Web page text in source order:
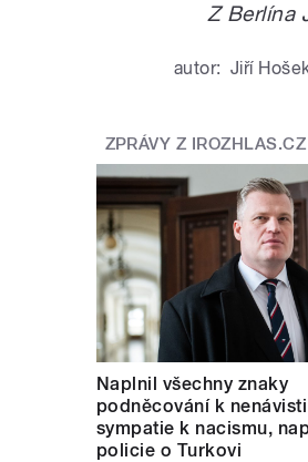
Z Berlína
autor: Jiří
ZPRÁVY Z IROZHLAS.CZ
Naplnil všechny znaky
podněcování k
sympatie k nacismu,
policie o Turkovi